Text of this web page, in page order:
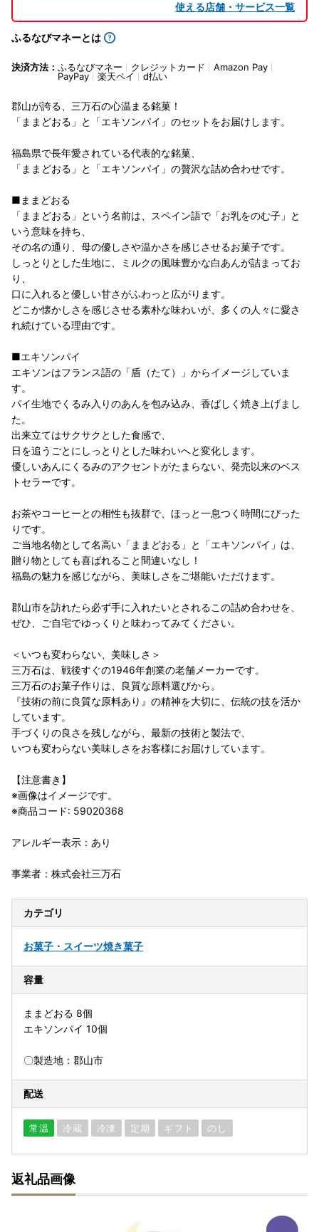
使える店舗・サービス一覧
ふるなびマネーとは
決済方法： ふるなびマネー クレジットカード
Amazon Pay
PayPay
楽天ペイ d払い
郡山が誇る、三万石の心温まる銘菓！
「ままどおる」と「エキソンパイ」のセットをお届けします。
福島県で長年愛されている代表的な銘菓、
「ままどおる」と「エキソンパイ」の贅沢な詰め合わせです。
■ままどおる
「ままどおる」という名前は、スペイン語で「お乳をのむ子」と
いう意味を持ち、
その名の通り、母の優しさや温かさを感じさせるお菓子です。
しっとりとした生地に、ミルクの風味豊かな白あんが詰まってお
り、
口に入れると優しい甘さがふわっと広がります。
どこか懐かしさを感じさせる素朴な味わいが、多くの人々に愛さ
れ続けている理由です。
■エキソンパイ
エキソンはフランス語の「盾（たて）」からイメージしていま
す。
パイ生地でくるみ入りのあんを包み込み、香ばしく焼き上げまし
た。
出来立てはサクサクとした食感で、
日を追うごとにしっとりとした味わいへと変化します。
優しいあんにくるみのアクセントがたまらない、発売以来のベス
トセラーです。
お茶やコーヒーとの相性も抜群で、ほっと一息つく時間にぴった
りです。
ご当地名物として名高い「ままどおる」と「エキソンパイ」は、
贈り物としても喜ばれること間違いなし！
福島の魅力を感じながら、美味しさをご堪能いただけます。
郡山市を訪れたら必ず手に入れたいとされるこの詰め合わせを、
ぜひ、ご自宅でゆっくりと味わってみてください。
＜いつも変わらない、美味しさ＞
三万石は、戦後すぐの1946年創業の老舗メーカーです。
三万石のお菓子作りは、良質な原料選びから。
『技術の前に良質な原料あり』の精神を大切に、伝統の技を活か
しています。
手づくりの良さを残しながら、最新の技術と製法で、
いつも変わらない美味しさをお客様にお届けしています。
【注意書き】
※画像はイメージです。
※商品コード: 59020368
アレルギー表示：あり
事業者：株式会社三万石
カテゴリ
お菓子・スイーツ焼き菓子
容量
ままどおる 8個
エキソンパイ 10個
〇製造地：郡山市
配送
常温 冷蔵 冷凍 定期 ギフト のし
返礼品画像